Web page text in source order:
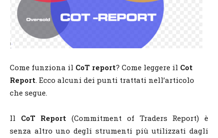
Come funziona il CoT report? Come leggere il Cot
Report. Ecco alcuni dei punti trattati nell’articolo
che segue.
Il CoT Report (Commitment of Traders Report) è
senza altro uno degli strumenti più utilizzati dagli